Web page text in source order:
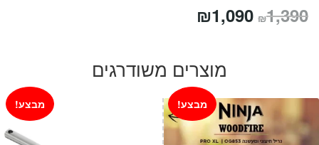
₪1,390 המחיר
היה:
₪1,390.
₪1,090
הוא:
₪1,090.
מוצרים משודרגים
מבצע! מבצע!